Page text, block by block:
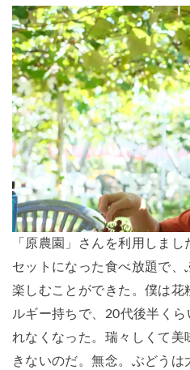
「原農園」さんを利用しま
セットになった食べ放題で、
楽しむことができた。僕は花
ルギー持ちで、20代後半く
れなくなった。瑞々しくて
きないのだ。無念。ぶどうは